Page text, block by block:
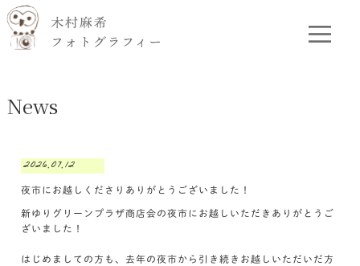
News
2026.07.12
夜市にお越しくださりありがとうございました！
新ゆりグリーンプラザ商店会の夜市にお越しいただきありがとうご
ざいました！
はじめましての方も、去年の夜市から引き続きお越しいただいだ方